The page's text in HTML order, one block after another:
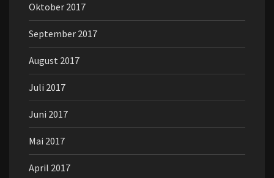
Oktober 2017
September 2017
August 2017
Juli 2017
Juni 2017
Mai 2017
April 2017